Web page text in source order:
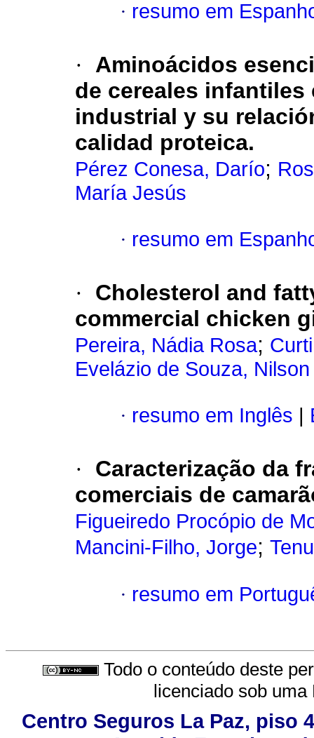
· resumo em
·
Aminoácidos
de cereales
industrial y su
calidad proteica.
Pérez Conesa, Darío;
María Jesús
· resumo em
·
Cholesterol and
commercial chicken
Pereira, Nádia Rosa;
Evelázio de Souza, Nilson
· resumo em Inglês
·
Caracterização da
comerciais de
Figueiredo Procópio de
Mancini-Filho, Jorge;
· resumo em
Todo o conteúdo deste
licenciado sob uma
Centro Seguros La Paz, piso